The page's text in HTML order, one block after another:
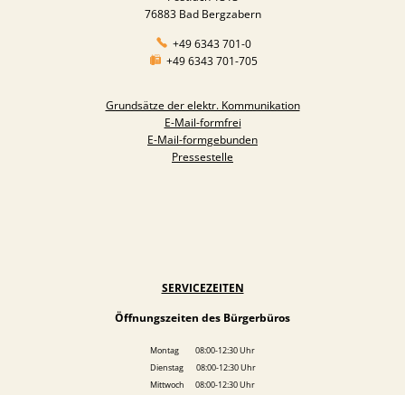
76883 Bad Bergzabern
+49 6343 701-0
+49 6343 701-705
Grundsätze der elektr. Kommunikation
E-Mail-formfrei
E-Mail-formgebunden
Pressestelle
SERVICEZEITEN
Öffnungszeiten des Bürgerbüros
Montag 08:00-12:30 Uhr
Dienstag 08:00-12:30 Uhr
Mittwoch 08:00-12:30 Uhr